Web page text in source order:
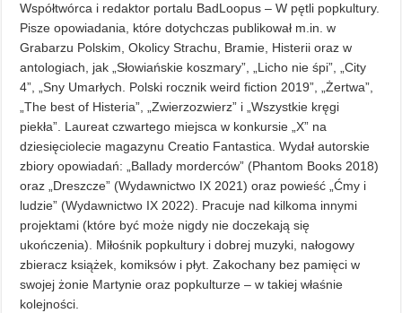
Współtwórca i redaktor portalu BadLoopus – W pętli popkultury.
Pisze opowiadania, które dotychczas publikował m.in. w
Grabarzu Polskim, Okolicy Strachu, Bramie, Histerii oraz w
antologiach, jak „Słowiańskie koszmary”, „Licho nie śpi”, „City
4”, „Sny Umarłych. Polski rocznik weird fiction 2019”, „Żertwa”,
„The best of Histeria”, „Zwierzozwierz” i „Wszystkie kręgi
piekła”. Laureat czwartego miejsca w konkursie „X” na
dziesięciolecie magazynu Creatio Fantastica. Wydał autorskie
zbiory opowiadań: „Ballady morderców” (Phantom Books 2018)
oraz „Dreszcze” (Wydawnictwo IX 2021) oraz powieść „Ćmy i
ludzie” (Wydawnictwo IX 2022). Pracuje nad kilkoma innymi
projektami (które być może nigdy nie doczekają się
ukończenia). Miłośnik popkultury i dobrej muzyki, nałogowy
zbieracz książek, komiksów i płyt. Zakochany bez pamięci w
swojej żonie Martynie oraz popkulturze – w takiej właśnie
kolejności.